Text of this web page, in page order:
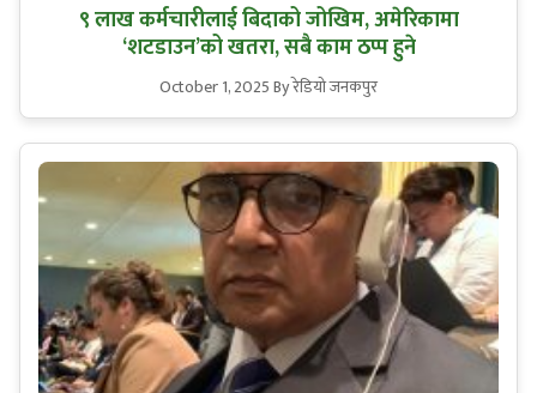
९ लाख कर्मचारीलाई बिदाको जोखिम, अमेरिकामा
‘शटडाउन’को खतरा, सबै काम ठप्प हुने
October 1, 2025By रेडियो जनकपुर